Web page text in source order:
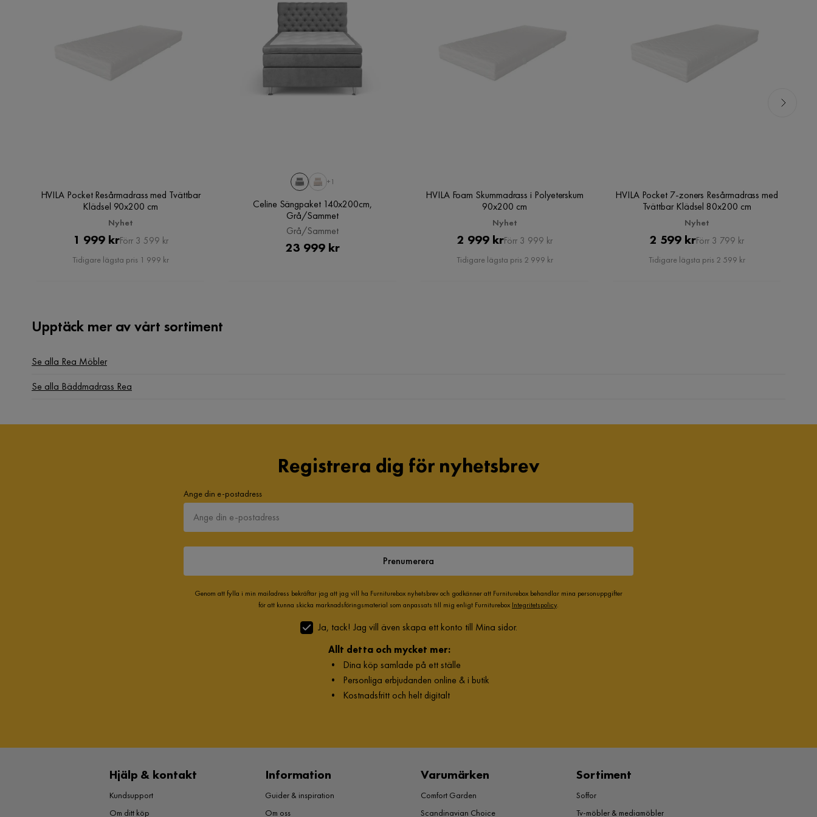
HVILA Pocket Resårmadrass med Tvättbar
Klädsel 90x200 cm
Nyhet
Pris
1 999 krOriginal
Pris
Förr 3 599 kr
Tidigare lägsta pris 1 999 kr
+1
Celine Sängpaket 140x200cm,
Grå/Sammet
Grå/Sammet
Pris
23 999 kr
HVILA Foam Skummadrass i Polyeterskum
90x200 cm
Nyhet
Pris
2 999 krOriginal
Pris
Förr 3 999 kr
Tidigare lägsta pris 2 999 kr
HVILA Pocket 7-zoners Resårmadrass med
Tvättbar Klädsel 80x200 cm
Nyhet
Pris
2 599 krOriginal
Pris
Förr 3 799 kr
Tidigare lägsta pris 2 599 kr
Upptäck mer av vårt sortiment
Se alla Rea Möbler
Se alla Bäddmadrass Rea
Registrera dig för nyhetsbrev
Ange din e-postadress
Prenumerera
Genom att fylla i min mailadress bekräftar jag att jag vill ha Furniturebox nyhetsbrev och godkänner att Furniturebox behandlar mina personuppgifter
för att kunna skicka marknadsföringsmaterial som anpassats till mig enligt Furniturebox Integritetspolicy.
Ja, tack! Jag vill även skapa ett konto till Mina sidor.
Allt detta och mycket mer:
• Dina köp samlade på ett ställe
• Personliga erbjudanden online & i butik
• Kostnadsfritt och helt digitalt
Hjälp & kontakt
Kundsupport
Om ditt köp
Information
Guider & inspiration
Om oss
Varumärken
Comfort Garden
Scandinavian Choice
Sortiment
Soffor
Tv-möbler & mediamöbler